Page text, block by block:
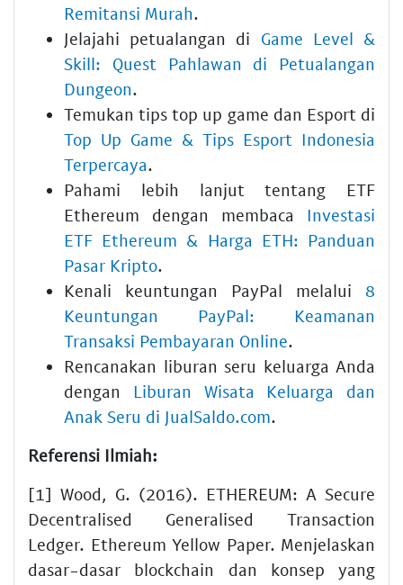
Remitansi Murah.
Jelajahi petualangan di Game Level &
Skill: Quest Pahlawan di Petualangan
Dungeon.
Temukan tips top up game dan Esport di
Top Up Game & Tips Esport Indonesia
Terpercaya.
Pahami lebih lanjut tentang ETF
Ethereum dengan membaca Investasi
ETF Ethereum & Harga ETH: Panduan
Pasar Kripto.
Kenali keuntungan PayPal melalui 8
Keuntungan PayPal: Keamanan
Transaksi Pembayaran Online.
Rencanakan liburan seru keluarga Anda
dengan Liburan Wisata Keluarga dan
Anak Seru di JualSaldo.com.
Referensi Ilmiah:
[1] Wood, G. (2016). ETHEREUM: A Secure
Decentralised Generalised Transaction
Ledger. Ethereum Yellow Paper. Menjelaskan
dasar-dasar blockchain dan konsep yang